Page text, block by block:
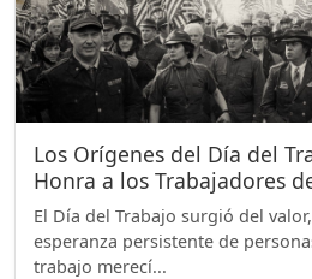
Los Orígenes del Día del
Honra a los Trabajadores
El Día del Trabajo surgió del
esperanza persistente de
trabajo merecí...